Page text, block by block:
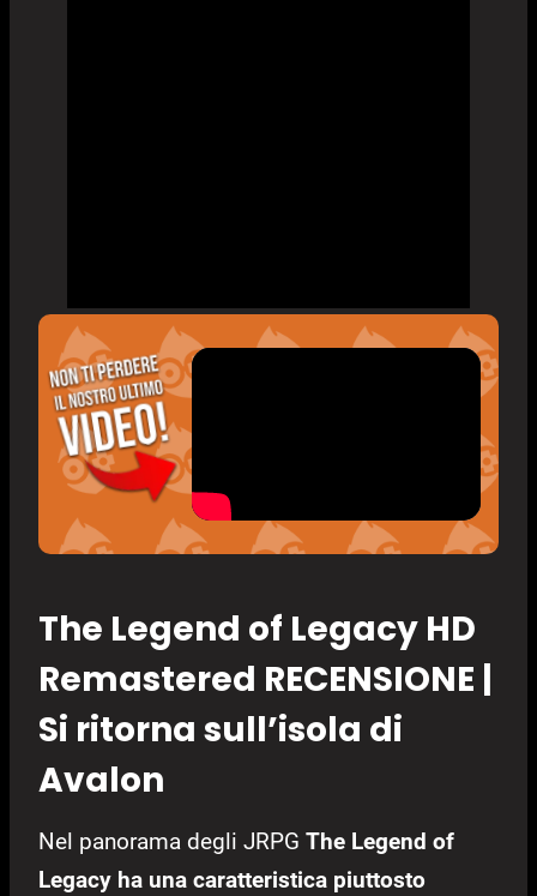
The Legend of Legacy HD
Remastered RECENSIONE |
Si ritorna sull’isola di
Avalon
Nel panorama degli JRPG The Legend of
Legacy ha una caratteristica piuttosto